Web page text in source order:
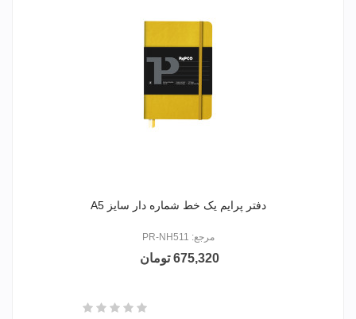
دفتر پرایم یک خط شماره دار سایز A5
مرجع: PR-NH511
675,320 تومان